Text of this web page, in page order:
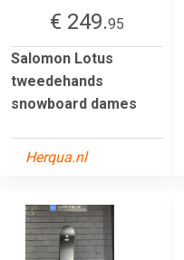
€ 249.95
Salomon Lotus
tweedehands
snowboard dames
Herqua.nl